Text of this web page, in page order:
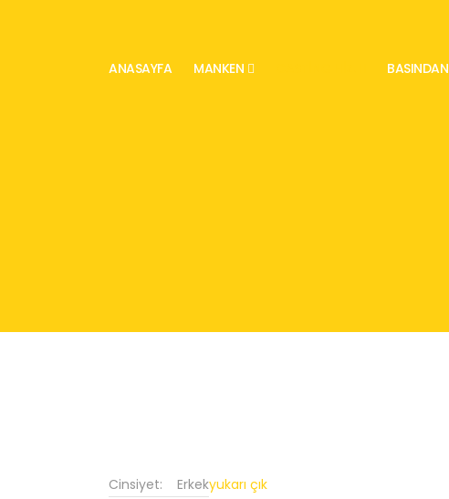
ANASAYFA MANKEN BASINDAN
Cinsiyet:
Erkekyukarı çık